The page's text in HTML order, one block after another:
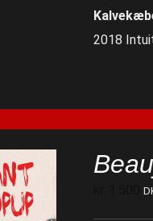
2018